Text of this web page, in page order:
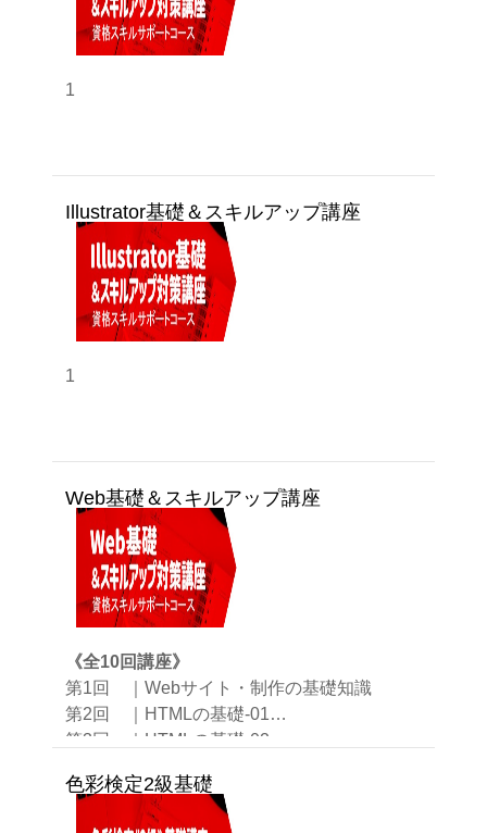
1
Illustrator基礎＆スキルアップ講座
1
Web基礎＆スキルアップ講座
《全10回講座》
第1回 ｜Webサイト・制作の基礎知識
第2回 ｜HTMLの基礎-01
第3回 ｜HTMLの基礎-02
第5回 ｜CSSの基礎-01
第6回 ｜CSSの基礎-02
色彩検定2級基礎